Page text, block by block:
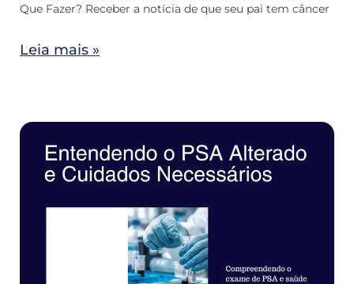
Que Fazer? Receber a notícia de que seu pai tem câncer
Leia mais »